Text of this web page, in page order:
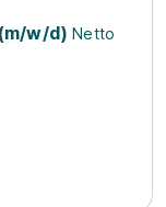
w/d) Netto